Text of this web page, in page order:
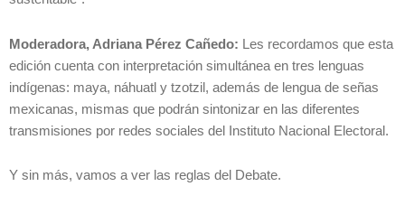
Moderadora, Adriana Pérez Cañedo: Les recordamos que esta
edición cuenta con interpretación simultánea en tres lenguas
indígenas: maya, náhuatl y tzotzil, además de lengua de señas
mexicanas, mismas que podrán sintonizar en las diferentes
transmisiones por redes sociales del Instituto Nacional Electoral.
Y sin más, vamos a ver las reglas del Debate.